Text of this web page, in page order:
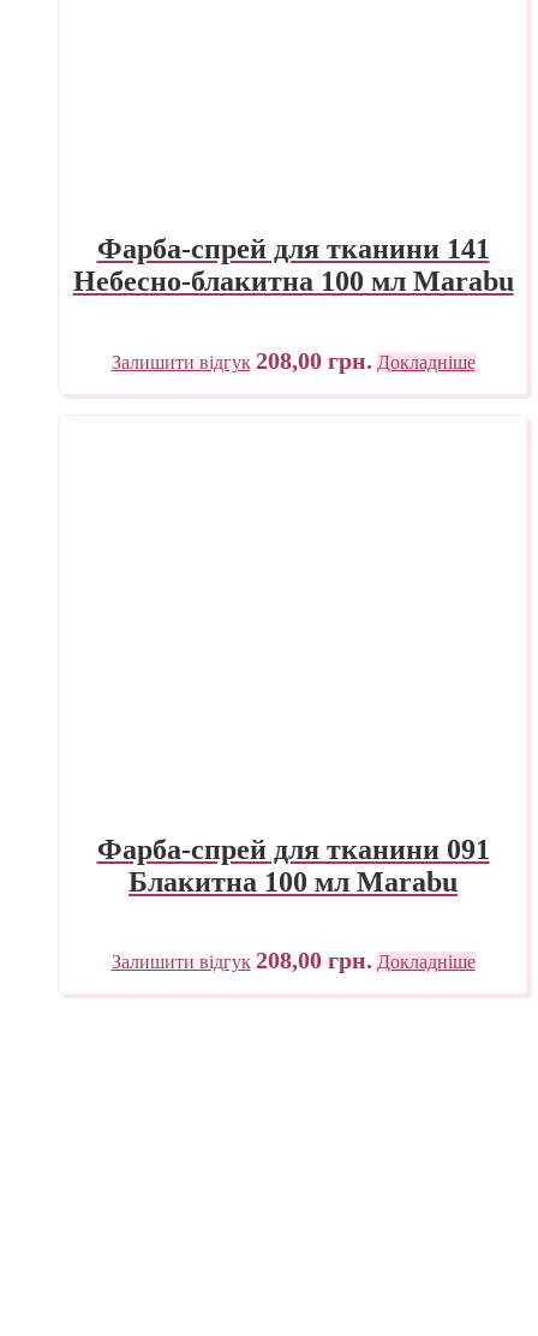
Фарба-спрей для тканини 141
Небесно-блакитна 100 мл Marabu
Залишити відгук 208,00 грн. Докладніше
Фарба-спрей для тканини 091
Блакитна 100 мл Marabu
Залишити відгук 208,00 грн. Докладніше